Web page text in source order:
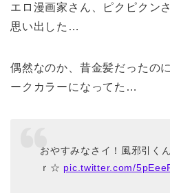
エロ漫画家さん、ピクピクン
思い出した…
偶然なのか、昔金髪だったの
ークカラーになってた…
おやすみなさイ！風邪引く
ｒ☆ pic.twitter.com/